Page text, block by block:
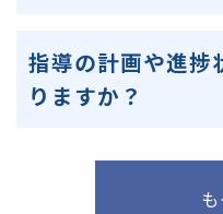
指導の計画や進捗
りますか？